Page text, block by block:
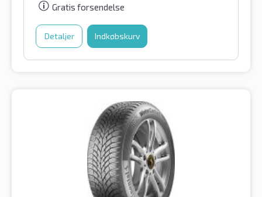
Gratis forsendelse
Detaljer Indkøbskurv